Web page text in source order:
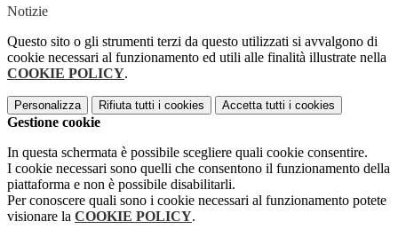
Notizie
Questo sito o gli strumenti terzi da questo utilizzati si avvalgono di
cookie necessari al funzionamento ed utili alle finalità illustrate nella
COOKIE POLICY.
Personalizza Rifiuta tutti i cookies Accetta tutti i cookies
Gestione cookie
In questa schermata è possibile scegliere quali cookie consentire.
I cookie necessari sono quelli che consentono il funzionamento della
piattaforma e non è possibile disabilitarli.
Per conoscere quali sono i cookie necessari al funzionamento potete
visionare la COOKIE POLICY.